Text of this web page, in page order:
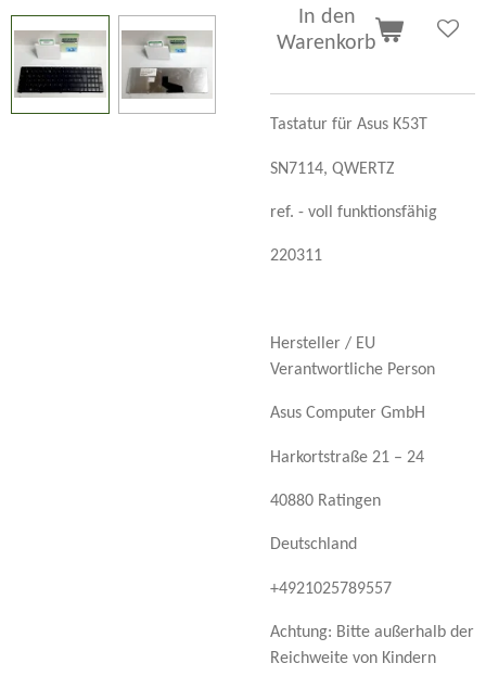
In den
Warenkorb
Tastatur für Asus K53T
SN7114, QWERTZ
ref. - voll funktionsfähig
220311
Hersteller / EU
Verantwortliche Person
Asus Computer GmbH
Harkortstraße 21 – 24
40880 Ratingen
Deutschland
+4921025789557
Achtung: Bitte außerhalb der
Reichweite von Kindern